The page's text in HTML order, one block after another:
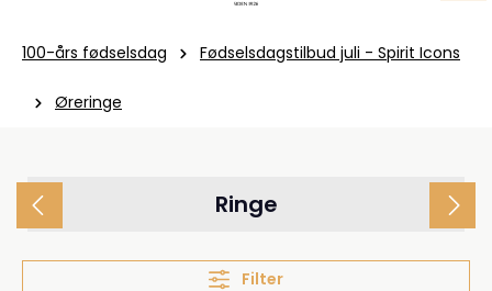
100-års fødselsdag Fødselsdagstilbud juli - Spirit Icons
Øreringe
Ringe
Filter